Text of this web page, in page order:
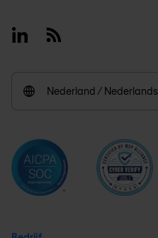
LinkedinRSS
Nederland / Nederlands